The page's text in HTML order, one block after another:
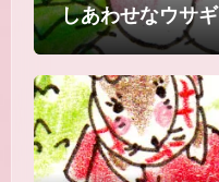
しあわせなウサギ